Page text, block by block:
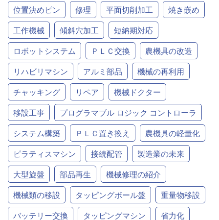
位置決めピン
修理 平面切削加工
焼き嵌め
工作機械
傾斜穴加工
短納期対応
ロボットシステム
ＰＬＣ交換
農機具の改造
リハビリマシン
アルミ部品
機械の再利用
チャッキング
リペア
機械ドクター
移設工事
プログラマブル ロジック コントローラ
システム構築
ＰＬＣ置き換え
農機具の軽量化
ピラティスマシン
接続配管
製造業の未来
大型旋盤
部品再生
機械修理の紹介
機械類の移設
タッピングボール盤
重量物移設
バッテリー交換
タッピングマシン
省力化